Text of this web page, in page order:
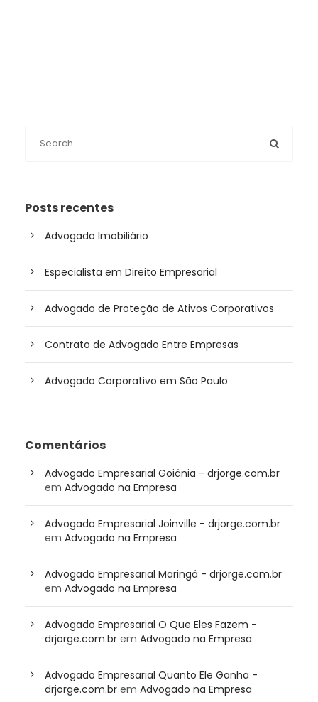
Posts recentes
Advogado Imobiliário
Especialista em Direito Empresarial
Advogado de Proteção de Ativos Corporativos
Contrato de Advogado Entre Empresas
Advogado Corporativo em São Paulo
Comentários
Advogado Empresarial Goiânia - drjorge.com.br
em Advogado na Empresa
Advogado Empresarial Joinville - drjorge.com.br
em Advogado na Empresa
Advogado Empresarial Maringá - drjorge.com.br
em Advogado na Empresa
Advogado Empresarial O Que Eles Fazem -
drjorge.com.br em Advogado na Empresa
Advogado Empresarial Quanto Ele Ganha -
drjorge.com.br em Advogado na Empresa